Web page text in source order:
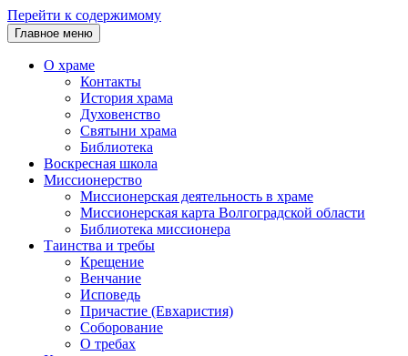
Перейти к содержимому
Главное меню
О храме
Контакты
История храма
Духовенство
Святыни храма
Библиотека
Воскресная школа
Миссионерство
Миссионерская деятельность в храме
Миссионерская карта Волгоградской области
Библиотека миссионера
Таинства и требы
Крещение
Венчание
Исповедь
Причастие (Евхаристия)
Соборование
О требах